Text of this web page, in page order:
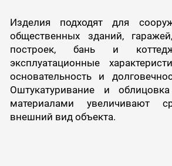
Изделия подходят для
общественных зданий,
построек, бань и
эксплуатационные
основательность и
Оштукатуривание и
материалами увеличивают
внешний вид объекта.